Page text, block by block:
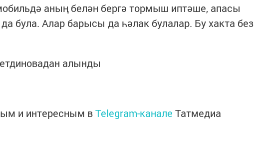
аның белән бергә тормыш иптәше, апасы
була. Алар барысы да һәлак булалар. Бу хакта без
алынды
и интересным вTelegram-канале Татмедиа